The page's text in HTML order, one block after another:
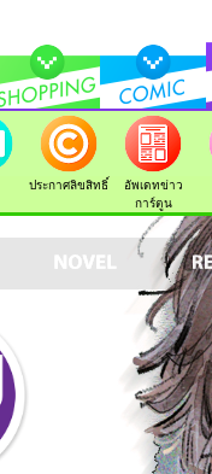
ประกาศลิขสิทธิ์
อัพเดทข่าว
การ์ตูน